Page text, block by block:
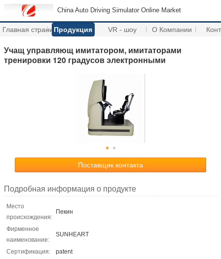
China Auto Driving Simulator Online Market
Главная страницаПродукция VR - шоу О Компании
Учащ управляющ имитатором, имитаторами
тренировки 120 градусов электронными
Поставщик контакта
Подробная информация о продукте
Место
происхождения:
Пекин
Фирменное
наименование:
SUNHEART
Сертификация:
patent